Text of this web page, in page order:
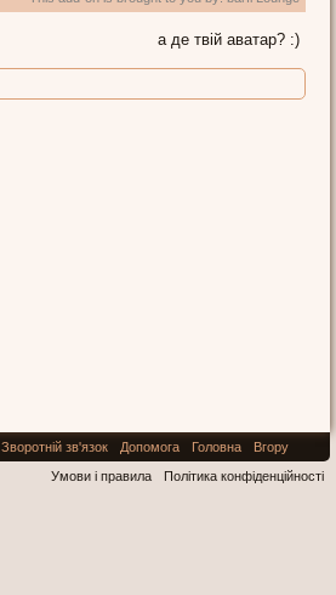
а де твій аватар? :)
Зворотній зв'язок Допомога Головна
Вгору
Умови і правила
Політика конфіденційності